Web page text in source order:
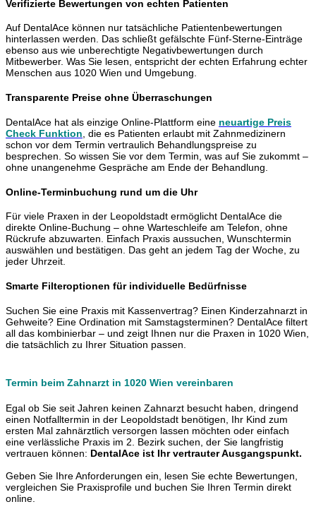
Verifizierte Bewertungen von echten Patienten
Auf DentalAce können nur tatsächliche Patientenbewertungen
hinterlassen werden. Das schließt gefälschte Fünf-Sterne-Einträge
ebenso aus wie unberechtigte Negativbewertungen durch
Mitbewerber. Was Sie lesen, entspricht der echten Erfahrung echter
Menschen aus 1020 Wien und Umgebung.
Transparente Preise ohne Überraschungen
DentalAce hat als einzige Online-Plattform eine neuartige Preis
Check Funktion , die es Patienten erlaubt mit Zahnmedizinern
schon vor dem Termin vertraulich Behandlungspreise zu
besprechen. So wissen Sie vor dem Termin, was auf Sie zukommt –
ohne unangenehme Gespräche am Ende der Behandlung.
Online-Terminbuchung rund um die Uhr
Für viele Praxen in der Leopoldstadt ermöglicht DentalAce die
direkte Online-Buchung – ohne Warteschleife am Telefon, ohne
Rückrufe abzuwarten. Einfach Praxis aussuchen, Wunschtermin
auswählen und bestätigen. Das geht an jedem Tag der Woche, zu
jeder Uhrzeit.
Smarte Filteroptionen für individuelle Bedürfnisse
Suchen Sie eine Praxis mit Kassenvertrag? Einen Kinderzahnarzt in
Gehweite? Eine Ordination mit Samstagsterminen? DentalAce filtert
all das kombinierbar – und zeigt Ihnen nur die Praxen in 1020 Wien,
die tatsächlich zu Ihrer Situation passen.
Termin beim Zahnarzt in 1020 Wien vereinbaren
Egal ob Sie seit Jahren keinen Zahnarzt besucht haben, dringend
einen Notfalltermin in der Leopoldstadt benötigen, Ihr Kind zum
ersten Mal zahnärztlich versorgen lassen möchten oder einfach
eine verlässliche Praxis im 2. Bezirk suchen, der Sie langfristig
vertrauen können: DentalAce ist Ihr vertrauter Ausgangspunkt.
Geben Sie Ihre Anforderungen ein, lesen Sie echte Bewertungen,
vergleichen Sie Praxisprofile und buchen Sie Ihren Termin direkt
online.